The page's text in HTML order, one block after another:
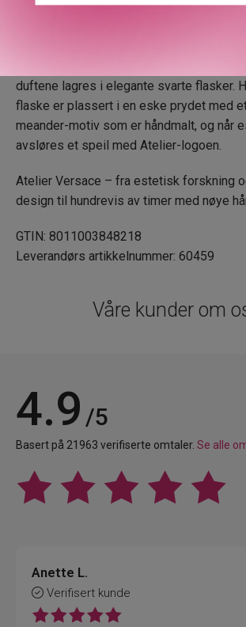
duftene lagres i elegante svarte flasker.
flaske er plassert i en eske prydet med
meander-motiv som er håndmalt, og når
avsløres et speil med Atelier-logoen.
Atelier Versace – fra estetisk forskning
design til hundrevis av timer med nøye
GTIN: 8011003848218
Leverandørs artikkelnummer: 60459
Våre kunder om
4.9 /5
Basert på 21963 verifiserte omtaler. Se alle
Anette L.
Verifisert kunde